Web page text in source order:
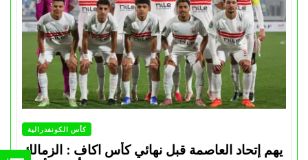
كأس الكونفدرالية
يهم إتحاد العاصمة قبل نهائي كأس اكاف : الزمالك